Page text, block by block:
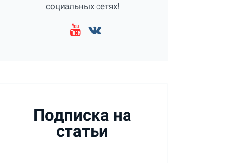
социальных сетях!
Подписка на
статьи